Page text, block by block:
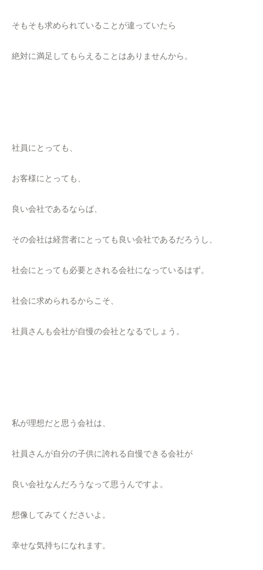
そもそも求められていることが違っていたら
絶対に満足してもらえることはありませんから。
社員にとっても、
お客様にとっても、
良い会社であるならば、
その会社は経営者にとっても良い会社であるだろうし、
社会にとっても必要とされる会社になっているはず。
社会に求められるからこそ、
社員さんも会社が自慢の会社となるでしょう。
私が理想だと思う会社は、
社員さんが自分の子供に誇れる自慢できる会社が
良い会社なんだろうなって思うんですよ。
想像してみてくださいよ。
幸せな気持ちになれます。